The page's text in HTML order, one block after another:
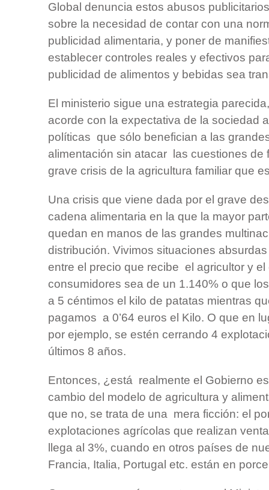
Global denuncia estos abusos
sobre la necesidad de contar con una
publicidad alimentaria, y poner de
establecer controles reales y efectivos
publicidad de alimentos y bebidas sea
El ministerio sigue una estrategia
acorde con la expectativa de la sociedad
políticas que sólo benefician a las
alimentación sin atacar las cuestiones de
grave crisis de la agricultura familiar que
Una crisis que viene dada por el grave
cadena alimentaria en la que la mayor
quedan en manos de las grandes
distribución. Vivimos situaciones
entre el precio que recibe el agricultor y
consumidores sea de un 1.140% o que
a 5 céntimos el kilo de patatas mientras
pagamos a 0’64 euros el Kilo. O que en
por ejemplo, se estén cerrando 4
últimos 8 años.
Entonces, ¿está realmente el Gobierno
cambio del modelo de agricultura y
que no, se trata de una mera ficción: el
explotaciones agrícolas que realizan
llega al 3%, cuando en otros países de
Francia, Italia, Portugal etc. están en